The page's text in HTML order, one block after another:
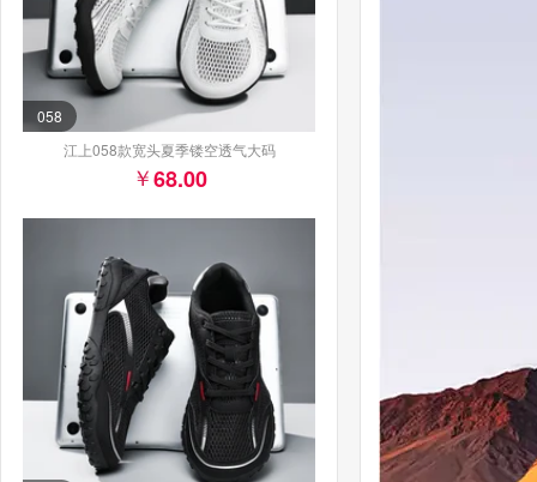
058
江上058款宽头夏季镂空透气大码
68.00